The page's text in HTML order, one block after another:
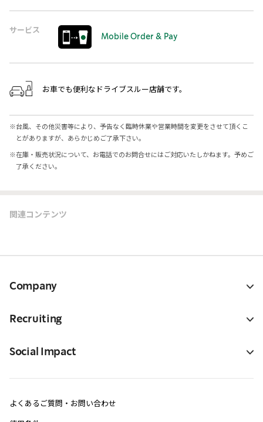
サービス
Mobile Order & Pay
お車でも便利なドライブスルー店舗です。
※台風、その他災害等により、予告なく臨時休業や営業時間を変更をさせて頂くこ
とがありますが、あらかじめご了承下さい。
※在庫・販売状況について、お電話でのお問合せにはご対応いたしかねます。予めご
了承ください。
関連コンテンツ
Company
Recruiting
Social Impact
よくあるご質問・お問い合わせ